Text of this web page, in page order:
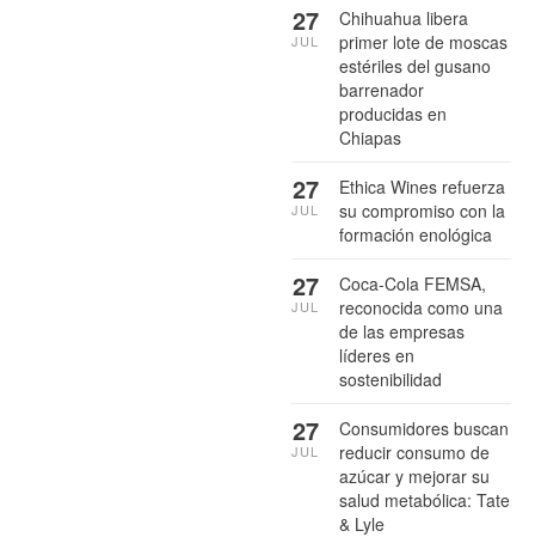
Chihuahua libera
primer lote de moscas
estériles del gusano
barrenador
producidas en
Chiapas
27
JUL
Ethica Wines refuerza
su compromiso con la
formación enológica
27
JUL
Coca-Cola FEMSA,
reconocida como una
de las empresas
líderes en
sostenibilidad
27
JUL
Consumidores buscan
reducir consumo de
azúcar y mejorar su
salud metabólica: Tate
& Lyle
27
JUL